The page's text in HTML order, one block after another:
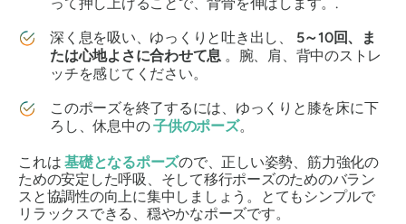
って押し上げることで、背骨を伸ばします。.
深く息を吸い、ゆっくりと吐き出し、 5～10回、ま
たは心地よさに合わせて息 。腕、肩、背中のストレ
ッチを感じてください。
このポーズを終了するには、ゆっくりと膝を床に下
ろし、休息中の子供のポーズ。
これは基礎となるポーズので、正しい姿勢、筋力強化の
ための安定した呼吸、そして移行ポーズのためのバラン
スと協調性の向上に集中しましょう。とてもシンプルで
リラックスできる、穏やかなポーズです。